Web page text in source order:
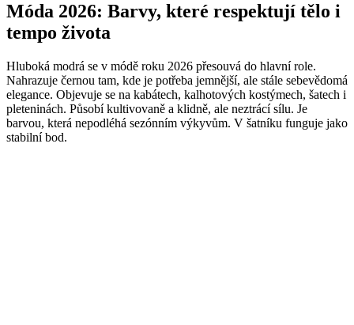
Móda 2026: Barvy, které respektují tělo i
tempo života
Hluboká modrá se v módě roku 2026 přesouvá do hlavní role.
Nahrazuje černou tam, kde je potřeba jemnější, ale stále sebevědomá
elegance. Objevuje se na kabátech, kalhotových kostýmech, šatech i
pleteninách. Působí kultivovaně a klidně, ale neztrácí sílu. Je
barvou, která nepodléhá sezónním výkyvům. V šatníku funguje jako
stabilní bod.